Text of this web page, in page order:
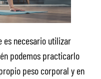
es necesario utilizar
podemos practicarlo
peso corporal y en